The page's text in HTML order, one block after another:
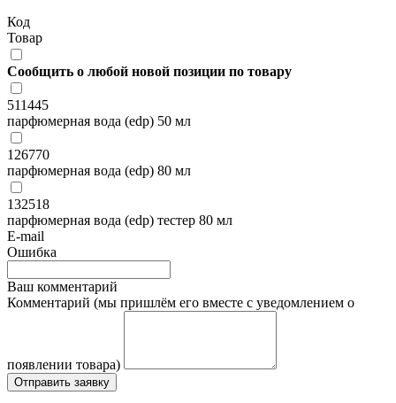
Код
Товар
Сообщить о любой новой позиции по товару
511445
парфюмерная вода (edp) 50 мл
126770
парфюмерная вода (edp) 80 мл
132518
парфюмерная вода (edp) тестер 80 мл
E-mail
Ошибка
Ваш комментарий
Комментарий (мы пришлём его вместе с уведомлением о
появлении товара)
Отправить заявку